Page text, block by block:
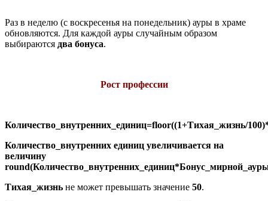
Раз в неделю (с воскресенья на понедельник) ауры в храме
обновляются. Для каждой ауры случайным образом
выбираются два бонуса.
Рост профессии
Количество_внутренних_единиц=floor((1+Тихая_жизнь/
Количество_внутренних единиц увеличивается на
величину
Тихая_жизнь не может превышать значение 50.